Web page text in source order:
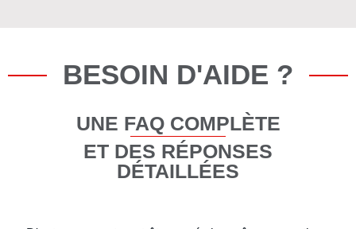
BESOIN D'AIDE ?
UNE FAQ COMPLÈTE
ET DES RÉPONSES
DÉTAILLÉES